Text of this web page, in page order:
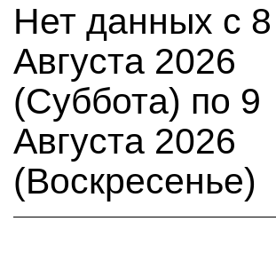
Нет данных с 8
Августа 2026
(Суббота) по 9
Августа 2026
(Воскресенье)